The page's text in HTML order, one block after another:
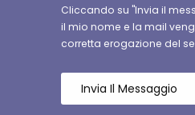
Cliccando su "Invia il
il mio nome e la mail
corretta erogazione del
Invia Il Messaggio